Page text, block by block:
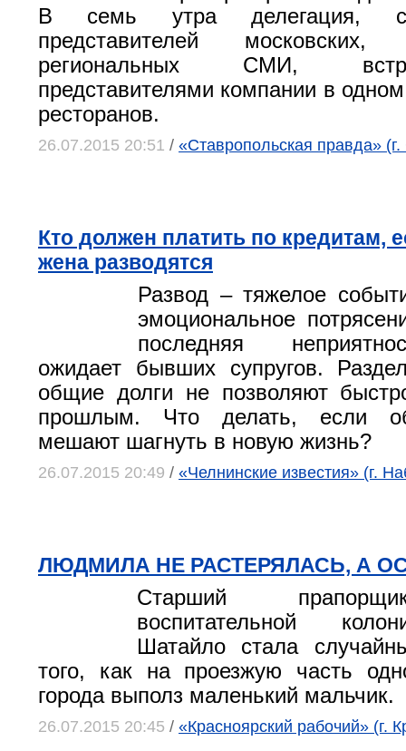
В семь утра делегация,
представителей
региональных СМИ,
представителями компании в
ресторанов.
26.07.2015 20:51 / «Ставропольская правда»
Кто должен платить по кредитам,
жена разводятся
Развод – тяжелое
эмоциональное
последняя
ожидает бывших супругов.
общие долги не позволяют
прошлым. Что делать, если
мешают шагнуть в новую жизнь?
26.07.2015 20:49 / «Челнинские известия» (г.
ЛЮДМИЛА НЕ РАСТЕРЯЛАСЬ, А
Старший
воспитательной
Шатайло стала
того, как на проезжую часть
города выполз маленький мальчик.
26.07.2015 20:45 / «Красноярский рабочий» (г.